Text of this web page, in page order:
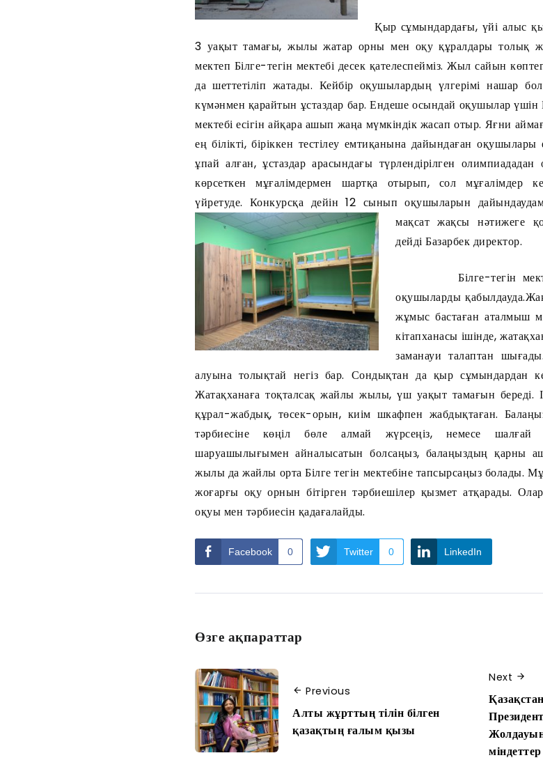
Қыр сұмындардағы, үйі алыс
3 уақыт тамағы, жылы жатар орны мен оқу құралдары толық
мектеп Білге-тегін мектебі десек қателеспейміз. Жыл сайын
да шеттетіліп жатады. Кейбір оқушылардың үлгерімі нашар
күмәнмен қарайтын ұстаздар бар. Ендеше осындай оқушылар үшін
мектебі есігін айқара ашып жаңа мүмкіндік жасап отыр. Яғни
ең білікті, біріккен тестілеу емтиқанына дайындаған
ұпай алған, ұстаздар арасындағы түрлендірілген
көрсеткен мұғалімдермен шартқа отырып, сол мұғалімдер
үйретуде. Конкурсқа дейін 12 сынып оқушыларын
мақсат жақсы нәтижеге
дейді Базарбек директор.
Білге-тегін
оқушыларды
жұмыс бастаған аталмыш
кітапханасы ішінде,
заманауи талаптан
алуына толықтай негіз бар. Сондықтан да қыр сұмындардан
Жатақханаға тоқталсақ жайлы жылы, үш уақыт тамағын береді.
құрал-жабдық, төсек-орын, киім шкафпен жабдықтаған.
тәрбиесіне көңіл бөле алмай жүрсеңіз, немесе
шаруашылығымен айналысатын болсаңыз, балаңыздың қарны
жылы да жайлы орта Білге тегін мектебіне тапсырсаңыз болады.
жоғарғы оқу орнын бітірген тәрбиешілер қызмет атқарады.
оқуы мен тәрбиесін қадағалайды.
Facebook 0 Twitter 0 LinkedIn
Өзге ақпараттар
Previous
Алты жұрттың тілін білген
қазақтың ғалым қызы
Next
міндеттер